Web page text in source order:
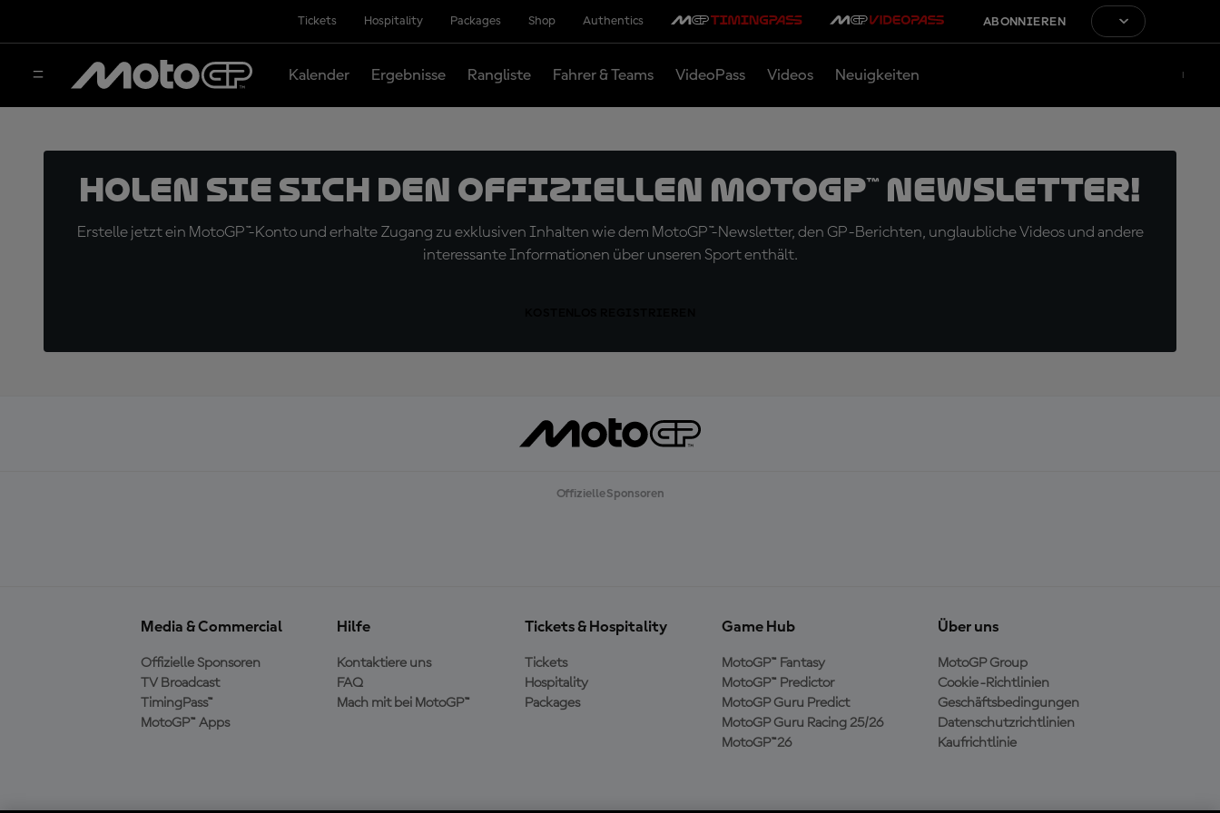
Tickets Hospitality Packages Shop Authentics ABONNIEREN
Kalender Ergebnisse Rangliste Fahrer & Teams VideoPass Videos Neuigkeiten
Holen Sie sich den offiziellen MotoGP™ Newsletter!
Erstelle jetzt ein MotoGP™-Konto und erhalte Zugang zu exklusiven Inhalten wie dem MotoGP™-Newsletter, den GP-Berichten, unglaubliche Videos und andere
interessante Informationen über unseren Sport enthält.
Offizielle Sponsoren
Media & Commercial
Offizielle Sponsoren
TV Broadcast
TimingPass™
MotoGP™ Apps
Hilfe
Kontaktiere uns
FAQ
Mach mit bei MotoGP™
Tickets & Hospitality
Tickets
Hospitality
Packages
Game Hub
MotoGP™ Fantasy
MotoGP™ Predictor
MotoGP Guru Predict
MotoGP Guru Racing 25/26
MotoGP™26
Über uns
MotoGP Group
Cookie-Richtlinien
Geschäftsbedingungen
Datenschutzrichtlinien
Kaufrichtlinie